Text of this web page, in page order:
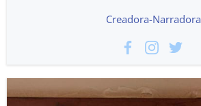
Creadora-Narradora